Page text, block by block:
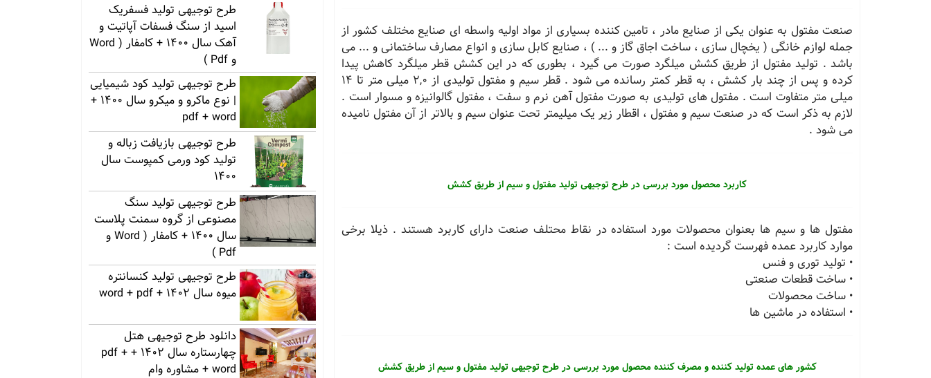
صنعت مفتول به عنوان یکی از صنایع مادر ، تامین کننده بسیاری از مواد اولیه واسطه ای صنایع مختلف کشور از
جمله لوازم خانگی ( یخچال سازی ، ساخت اجاق گاز و ... ) ، صنایع کابل سازی و انواع مصارف ساختمانی و ... می
باشد . تولید مفتول از طریق کشش میلگرد صورت می گیرد ، بطوری که در این کشش قطر میلگرد کاهش پیدا
کرده و پس از چند بار کشش ، به قطر کمتر رسانده می شود . قطر سیم و مفتول تولیدی از 2,0 میلی متر تا 14
میلی متر متفاوت است . مفتول های تولیدی به صورت مفتول آهن نرم و سفت ، مفتول گالوانیزه و مسوار است .
لازم به ذکر است که در صنعت سیم و مفتول ، اقطار زیر یک میلیمتر تحت عنوان سیم و بالاتر از آن مفتول نامیده
می شود .
کاربرد محصول مورد بررسی در طرح توجیهی تولید مفتول و سیم از طریق کشش
مفتول ها و سیم ها بعنوان محصولات مورد استفاده در نقاط محتلف صنعت دارای کاربرد هستند . ذیلا برخی
موارد کاربرد عمده فهرست گردیده است :
• تولید توری و فنس
• ساخت قطعات صنعتی
• ساخت محصولات
• استفاده در ماشین ها
کشور های عمده تولید کننده و مصرف کننده محصول مورد بررسی در طرح توجیهی تولید مفتول و سیم از طریق کشش
طرح توجیهی تولید فسفریک
اسید از سنگ فسفات آپاتیت و
آهک سال 1400 + کامفار ( Word
و Pdf )
طرح توجیهی تولید کود شیمیایی
| نوع ماکرو و میکرو سال 1400 +
pdf + word
طرح توجیهی بازیافت زباله و
تولید کود ورمی کمپوست سال
1400
طرح توجیهی تولید سنگ
مصنوعی از گروه سمنت پلاست
سال 1400 + کامفار ( Word و
Pdf )
طرح توجیهی تولید کنسانتره
میوه سال 1402 + word + pdf
دانلود طرح توجیهی هتل
چهارستاره سال 1402 + pdf +
word + مشاوره وام